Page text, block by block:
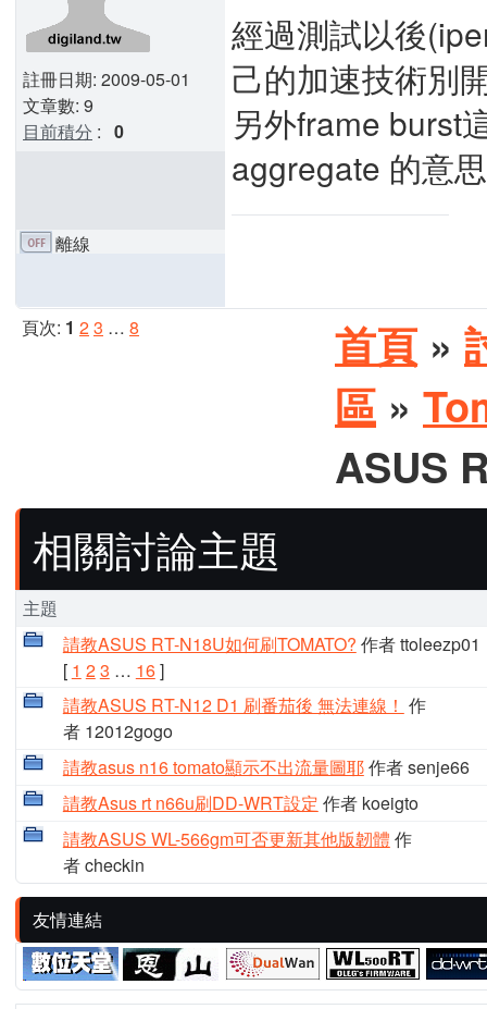
註冊日期: 2009-05-01
文章數: 9
目前積分 : 0
經過測試以後
己的加速技術別
另外frame burst
aggregate 的意
離線
頁次: 1 23 … 8 首頁 »
區 »
ASUS
相關討論主題
主題
請教ASUS RT-N18U如何刷TOMATO? 作者 ttoleezp01
[ 1 23 … 16]
請教ASUS RT-N12 D1 刷番茄後 無法連線！ 作
者 12012gogo
請教asus n16 tomato顯示不出流量圖耶作者 senje66
請教Asus rt n66u刷DD-WRT設定 作者 koeigto
請教ASUS WL-566gm可否更新其他版韌體 作
者 checkin
友情連結